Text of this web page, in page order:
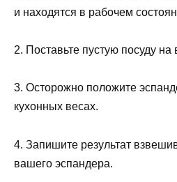
и находятся в рабочем
2. Поставьте пустую посуду
3. Осторожно положите
кухонных весах.
4. Запишите результат
вашего эспандера.